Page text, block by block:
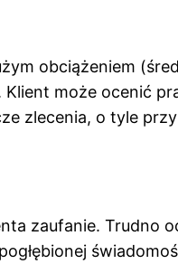
obciążeniem
może ocenić
zlecenia, o tyle
zaufanie. Trudno